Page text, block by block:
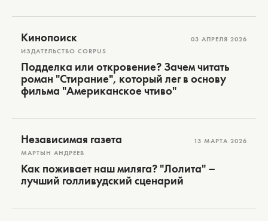
Кинопоиск
ИЗДАТЕЛЬСТВО CORPUS
03 АПРЕЛЯ 2026
Подделка или откровение? Зачем читать
роман "Стирание", который лег в основу
фильма "Американское чтиво"
Независимая газета
МАРТЫН АНДРЕЕВ
13 МАРТА 2026
Как поживает наш миляга? "Лолита" –
лучший голливудский сценарий